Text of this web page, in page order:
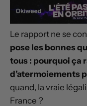
Le rapport ne se
pose les bonnes
tous : pourquoi ça
d’atermoiements
quand, la vraie
France ?